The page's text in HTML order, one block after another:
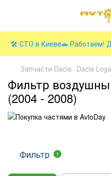
🛠️ СТО в Киеве🚗 Работаем!
Запчасти Dacia Dacia
Фильтр
(2004 - 2008)
Фильтр 1